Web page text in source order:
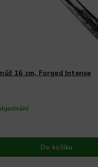
16 cm, Forged Intense
Do košíku